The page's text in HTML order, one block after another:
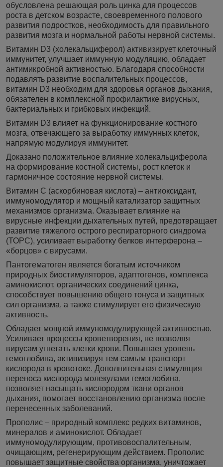
обусловлена решающая роль цинка для процессов
роста в детском возрасте, своевременного полового
развития подростков, необходимость для правильного
развития мозга и нормальной работы нервной системы.
Витамин D3 (холекальциферол) активизирует клеточный
иммунитет, улучшает иммунную модуляцию, обладает
антимикробной активностью. Благодаря способности
подавлять развитие воспалительных процессов,
витамин D3 необходим для здоровья органов дыхания,
обязателен в комплексной профилактике вирусных,
бактериальных и грибковых инфекций.
Витамин D3 влияет на функционирование костного
мозга, отвечающего за выработку иммунных клеток,
напрямую модулируя иммунитет.
Доказано положительное влияние холекальциферола
на формирование костной системы, рост клеток и
гармоничное состояние нервной системы.
Витамин С (аскорбиновая кислота) – антиоксидант,
иммуномодулятор и мощный катализатор защитных
механизмов организма. Оказывает влияние на
вирусные инфекции дыхательных путей, предотвращает
развитие тяжелого острого респираторного синдрома
(ТОРС), усиливает выработку белков интерферона –
«борцов» с вирусами.
Пантогематоген является богатым источником
природных биостимуляторов, адаптогенов, комплекса
аминокислот, органических соединений цинка,
способствует повышению общего тонуса и защитных
сил организма, а также стимулирует его физическую
активность.
Обладает мощной иммуномодулирующей активностью.
Усиливает процессы кроветворения, не позволяя
вирусам угнетать клетки крови. Повышает уровень
гемоглобина, активизируя тем самым транспорт
кислорода в кровотоке. Дополнительная стимуляция
переноса кислорода молекулами гемоглобина,
позволяет насыщать кислородом ткани органов
дыхания, помогает восстановлению организма после
перенесенных заболеваний.
Прополис – природный комплекс редких витаминов,
минералов и аминокислот. Обладает
иммуномодулирующим, противовоспалительным,
очищающим, регенерирующим действием. Прополис
повышает защитные свойства организма, уничтожает